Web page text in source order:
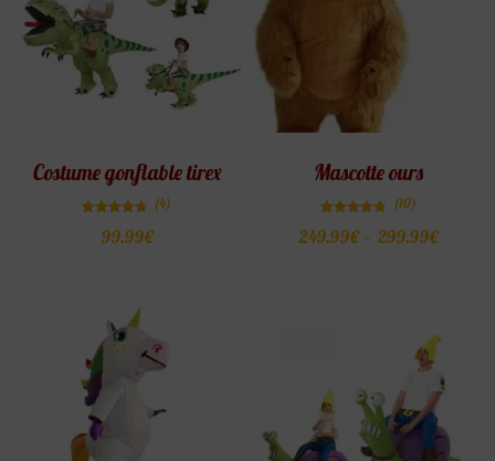
Costume gonflable tirex
4.75
(4)
99.99€
Mascotte ours
4.70
(10)
249.99€ – 299.99€